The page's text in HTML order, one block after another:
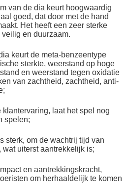
van de dia keurt hoogwaardig
goed, dat door met de hand
Het heeft een zeer sterke
en duurzaam.
keurt de meta-benzeentype
sterkte, weerstand op hoge
en weerstand tegen oxidatie
van zachtheid, zachtheid, anti-
laat het spel nog
spelen;
sterk, om de wachtrij tijd van
uiterst aantrekkelijk is;
en aantrekkingskracht,
om herhaaldelijk te komen